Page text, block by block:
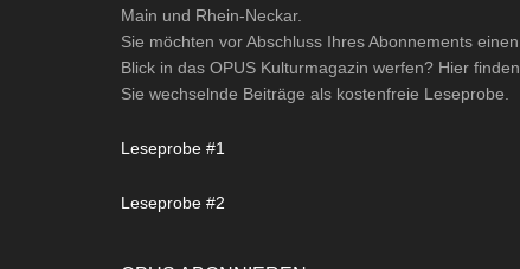
Main und Rhein-Neckar.
Sie möchten vor Abschluss Ihres Abonnements einen
Blick in das OPUS Kulturmagazin werfen? Hier finden
Sie wechselnde Beiträge als kostenfreie Leseprobe.
Leseprobe #1
Leseprobe #2